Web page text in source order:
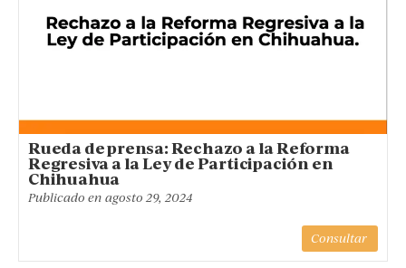
Rueda de prensa: Rechazo a la Reforma
Regresiva a la Ley de Participación en
Chihuahua
Publicado en agosto 29, 2024
Consultar